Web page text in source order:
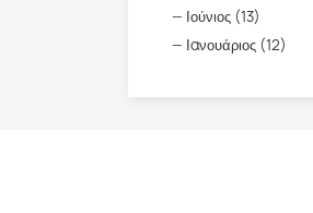
Ιούνιος (13)
Ιανουάριος (12)